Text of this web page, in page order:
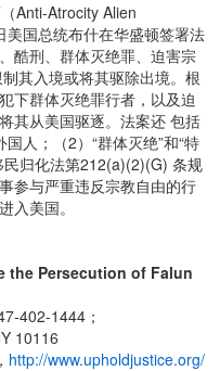
（Anti-Atrocity Alien
国总统布什在华盛顿签署法
酷刑、群体灭绝罪、迫害宗
其入境或将其驱除出境。根
下群体灭绝罪行者，以及迫
其从美国驱逐。法案还 包括
人；（2）“群体灭绝”和“特
归化法第212(a)(2)(G) 条规
参与严重违反宗教自由的行
入美国。
the Persecution of Falun
402-1444；
10116
， http://www.upholdjustice.org/